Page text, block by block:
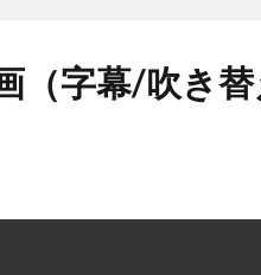
（字幕/吹き